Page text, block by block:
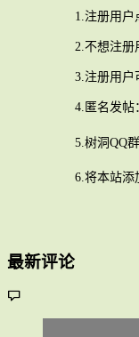
1.注册用户
2.不想注册
3.注册用户
4.匿名发帖
5.树洞QQ
6.将本站添
最新评论